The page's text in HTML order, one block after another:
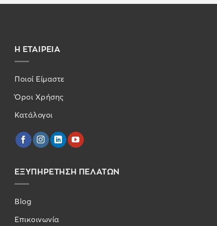
Η ΕΤΑΙΡΕΙΑ
Ποιοί Είμαστε
Όροι Χρήσης
Κατάλογοι
ΕΞΥΠΗΡΕΤΗΣΗ ΠΕΛΑΤΩΝ
Blog
Επικοινωνία